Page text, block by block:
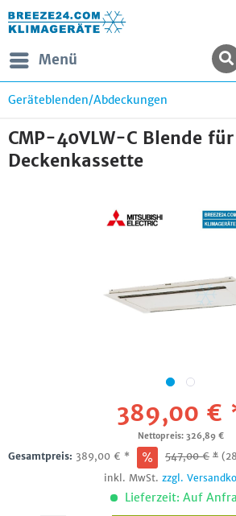
Menü
Geräteblenden/Abdeckungen
CMP-40VLW-C Blende
Deckenkassette
389,00 €
Nettopreis: 326,89 €
Gesamtpreis: 389,00 € * 547,00€ *
inkl. MwSt. zzgl.
Lieferzeit: Auf